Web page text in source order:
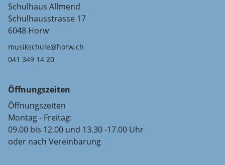
Schulhaus Allmend
Schulhausstrasse 17
6048 Horw
musikschule@horw.ch
041 349 14 20
Öffnungszeiten
Öffnungszeiten
Montag - Freitag:
09.00 bis 12.00 und 13.30 -17.00 Uhr
oder nach Vereinbarung